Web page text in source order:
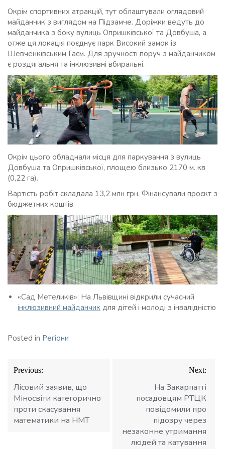
Окрім спортивних атракцій, тут облаштували оглядовий
майданчик з виглядом на Підзамче. Доріжки ведуть до
майданчика з боку вулиць Опришківської та Довбуша, а
отже ця локація поєднує парк Високий замок із
Шевченківським Гаєм. Для зручності поруч з майданчиком
є роздягальня та інклюзивні вбиральні.
Окрім цього обладнали місця для паркування з вулиць
Довбуша та Опришківської, площею близько 2170 м. кв
(0,22 га).
Вартість робіт складала 13,2 млн грн. Фінансували проєкт з
бюджетних коштів.
«Сад Метеликів»: На Львівщині відкрили сучасний
інклюзивний майданчик для дітей і молоді з інвалідністю
Posted in Регіони
Навігація
записів
Previous:
Лісовий заявив, що
Міносвіти категорично
проти скасування
математики на НМТ
Next:
На Закарпатті
посадовцям РТЦК
повідомили про
підозру через
незаконне утримання
людей та катування